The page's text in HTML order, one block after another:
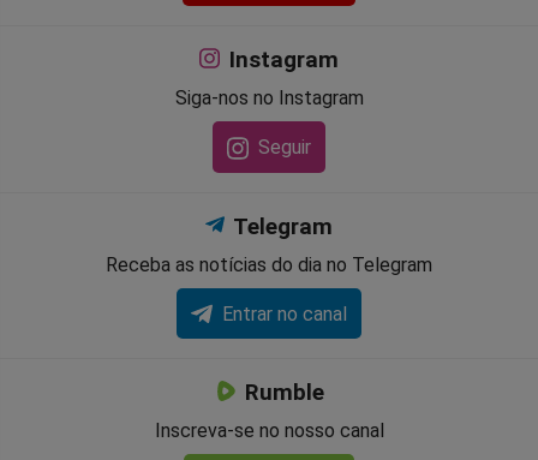
Instagram
Siga-nos no Instagram
Seguir
Telegram
Receba as notícias do dia no Telegram
Entrar no canal
Rumble
Inscreva-se no nosso canal